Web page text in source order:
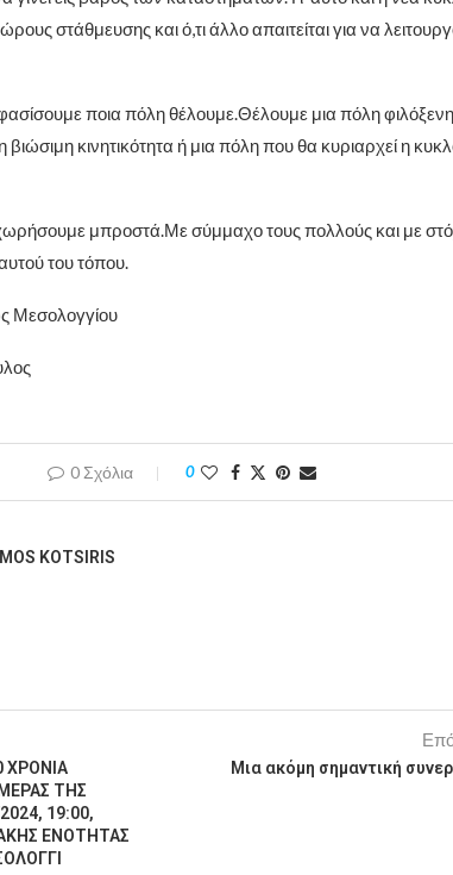
στάθμευσης και ό,τι άλλο απαιτείται για να
ποια πόλη θέλουμε.Θέλουμε μια πόλη
βιώσιμη κινητικότητα ή μια πόλη που θα κυριαρχεί η
μπροστά.Με σύμμαχο τους πολλούς και με
του τόπου.
Μεσολογγίου
0 Σχόλια 0
KOTSIRIS
ΧΡΟΝΙΑ
ΤΗΣ
19:00,
ΕΝΟΤΗΤΑΣ
Μια ακόμη σημαντική